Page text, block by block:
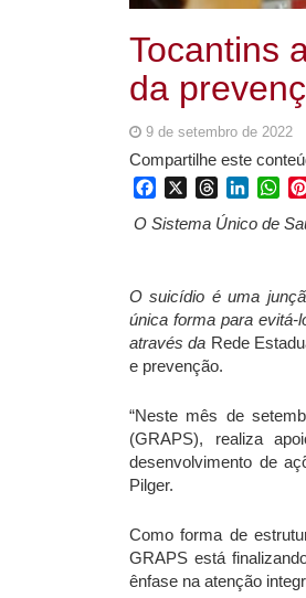
Tocantins
da
9 de setembro de 2022
Compartilhe este
FacebookThreads
O Sistema Único de
O suicídio é uma
única forma para evitá-
através da Rede
e prevenção.
“Neste mês de
(GRAPS), realiza
desenvolvimento de
Pilger.
Como forma de
GRAPS está
ênfase na atenção